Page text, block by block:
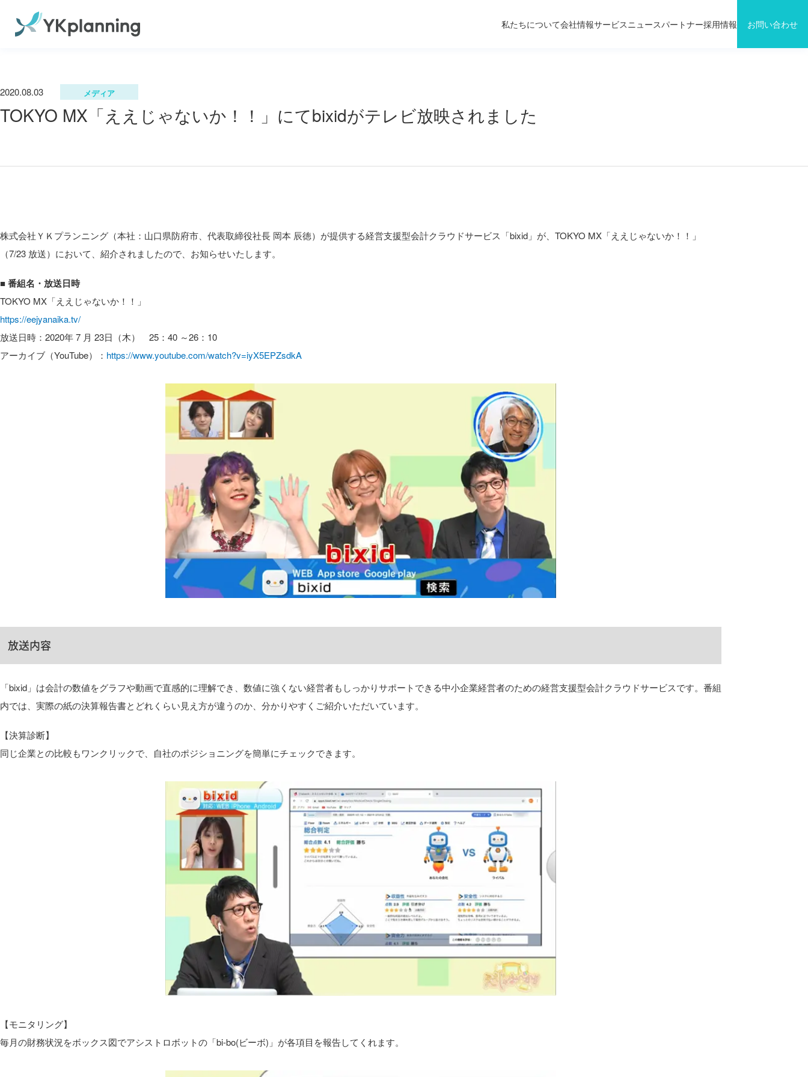
私たちについて会社情報サービスニュースパートナー採用情報 お問い合わせ
2020.08.03 メディア
TOKYO MX「ええじゃないか！！」にてbixidがテレビ放映されました
株式会社ＹＫプランニング（本社：山口県防府市、代表取締役社長 岡本 辰徳）が提供する経営支援型会計クラウドサービス「bixid」が、TOKYO MX「ええじゃないか！！」
（7/23 放送）において、紹介されましたので、お知らせいたします。
■ 番組名・放送日時
TOKYO MX「ええじゃないか！！」
https://eejyanaika.tv/
放送日時：2020年 7 月 23日（木） 25：40 ～26：10
アーカイブ（YouTube）： https://www.youtube.com/watch?v=iyX5EPZsdkA
放送内容
「bixid」は会計の数値をグラフや動画で直感的に理解でき、数値に強くない経営者もしっかりサポートできる中小企業経営者のための経営支援型会計クラウドサービスです。番組
内では、実際の紙の決算報告書とどれくらい見え方が違うのか、分かりやすくご紹介いただいています。
【決算診断】
同じ企業との比較もワンクリックで、自社のポジショニングを簡単にチェックできます。
【モニタリング】
毎月の財務状況をボックス図でアシストロボットの「bi-bo(ビーボ)」が各項目を報告してくれます。